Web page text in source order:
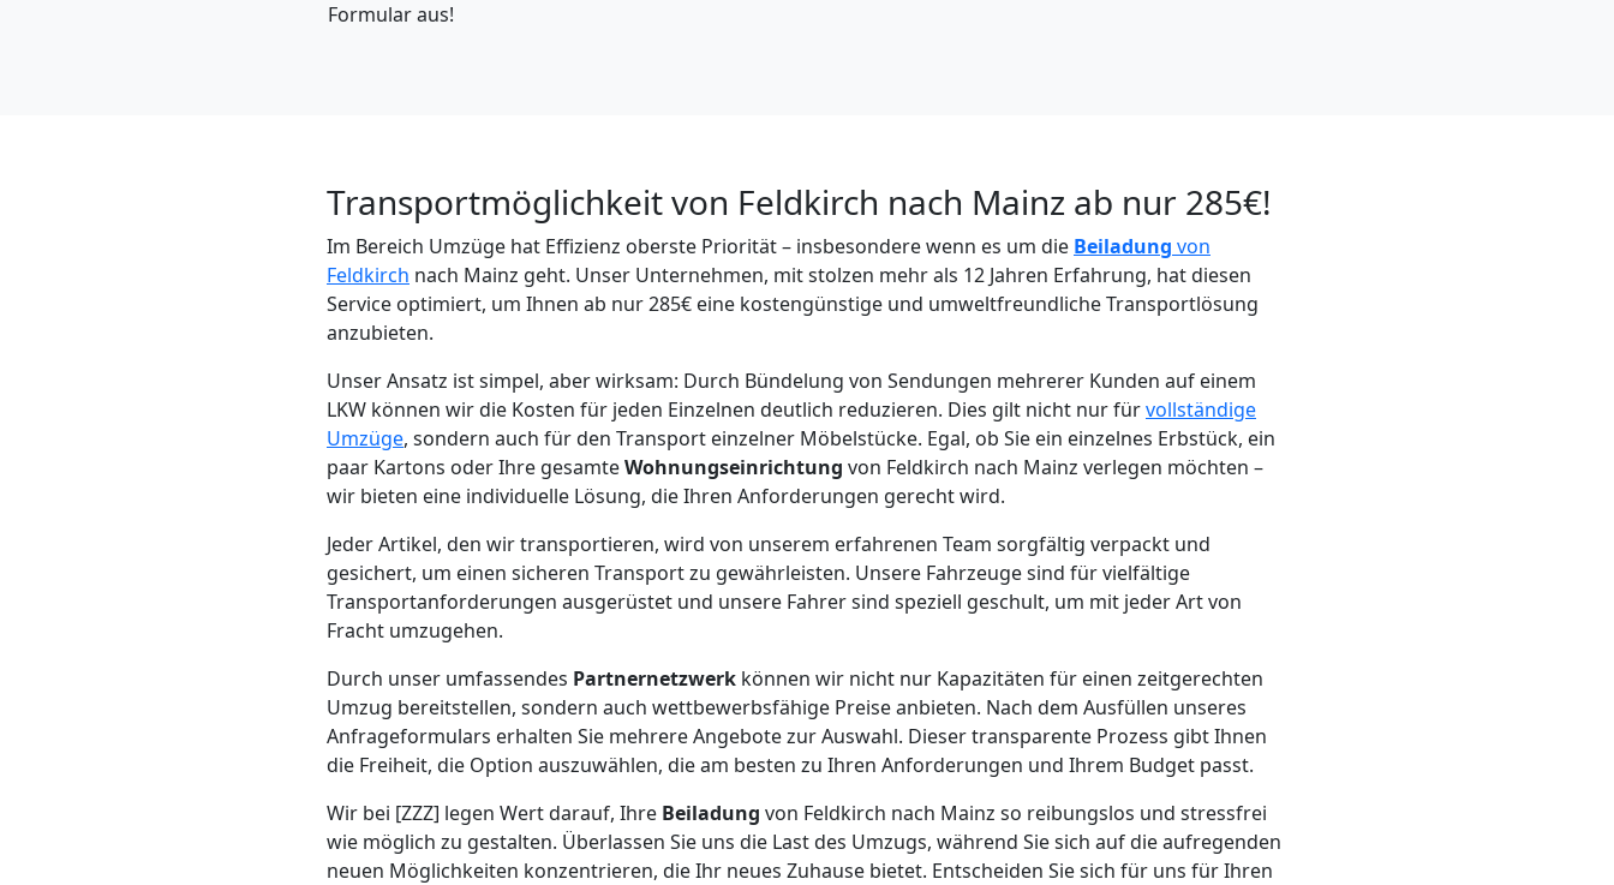
Formular aus!
Transportmöglichkeit von Feldkirch nach Mainz ab nur 285€!
Im Bereich Umzüge hat Effizienz oberste Priorität – insbesondere wenn es um die Beiladung von
Feldkirch nach Mainz geht. Unser Unternehmen, mit stolzen mehr als 12 Jahren Erfahrung, hat diesen
Service optimiert, um Ihnen ab nur 285€ eine kostengünstige und umweltfreundliche Transportlösung
anzubieten.
Unser Ansatz ist simpel, aber wirksam: Durch Bündelung von Sendungen mehrerer Kunden auf einem
LKW können wir die Kosten für jeden Einzelnen deutlich reduzieren. Dies gilt nicht nur fürvollständige
Umzüge, sondern auch für den Transport einzelner Möbelstücke. Egal, ob Sie ein einzelnes Erbstück, ein
paar Kartons oder Ihre gesamteWohnungseinrichtung von Feldkirch nach Mainz verlegen möchten –
wir bieten eine individuelle Lösung, die Ihren Anforderungen gerecht wird.
Jeder Artikel, den wir transportieren, wird von unserem erfahrenen Team sorgfältig verpackt und
gesichert, um einen sicheren Transport zu gewährleisten. Unsere Fahrzeuge sind für vielfältige
Transportanforderungen ausgerüstet und unsere Fahrer sind speziell geschult, um mit jeder Art von
Fracht umzugehen.
Durch unser umfassendes Partnernetzwerk können wir nicht nur Kapazitäten für einen zeitgerechten
Umzug bereitstellen, sondern auch wettbewerbsfähige Preise anbieten. Nach dem Ausfüllen unseres
Anfrageformulars erhalten Sie mehrere Angebote zur Auswahl. Dieser transparente Prozess gibt Ihnen
die Freiheit, die Option auszuwählen, die am besten zu Ihren Anforderungen und Ihrem Budget passt.
Wir bei [ZZZ] legen Wert darauf, Ihre Beiladung von Feldkirch nach Mainz so reibungslos und stressfrei
wie möglich zu gestalten. Überlassen Sie uns die Last des Umzugs, während Sie sich auf die aufregenden
neuen Möglichkeiten konzentrieren, die Ihr neues Zuhause bietet. Entscheiden Sie sich für uns für Ihren